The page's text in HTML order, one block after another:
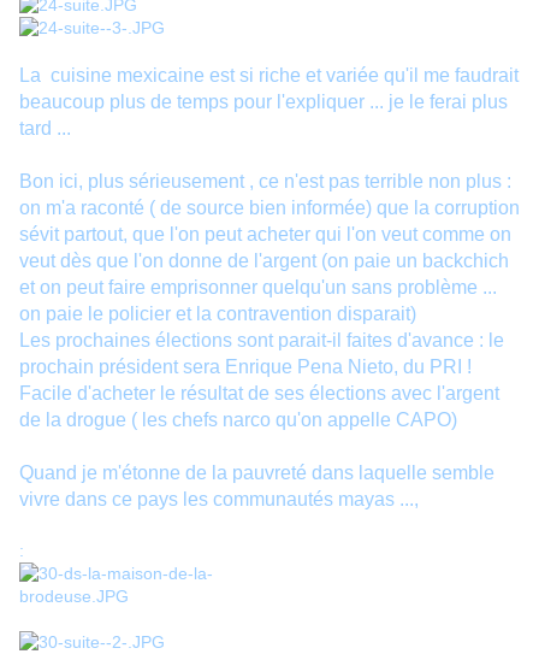
La cuisine mexicaine est si riche et variée qu'il me faudrait
beaucoup plus de temps pour l'expliquer ... je le ferai plus
tard ...
Bon ici, plus sérieusement , ce n'est pas terrible non plus :
on m'a raconté ( de source bien informée) que la corruption
sévit partout, que l'on peut acheter qui l'on veut comme on
veut dès que l'on donne de l'argent (on paie un backchich
et on peut faire emprisonner quelqu'un sans problème ...
on paie le policier et la contravention disparait)
Les prochaines élections sont parait-il faites d'avance : le
prochain président sera Enrique Pena Nieto, du PRI !
Facile d'acheter le résultat de ses élections avec l'argent
de la drogue ( les chefs narco qu'on appelle CAPO)
Quand je m'étonne de la pauvreté dans laquelle semble
vivre dans ce pays les communautés mayas ...,
: